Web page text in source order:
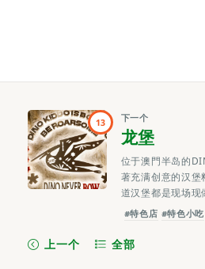
13 下一个
龙堡
位于澳⾨半岛的
著充满创意的汉
道汉堡都是现场
#特色店 #特色小吃
上一个 全部